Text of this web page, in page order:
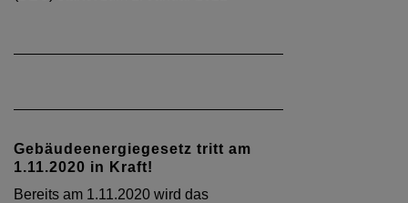
Gebäudeenergiegesetz tritt am
1.11.2020 in Kraft!
Bereits am 1.11.2020 wird das